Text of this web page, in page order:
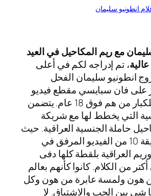
انطونيو سليمان
مع ريم المكاحيل في العيد
، تم إدراجه لكم في أعلى
انطونيو سليمان الفحل
على فان سبايسي مقطع فيديو
ساخن مصنف للكبار من هم فوق 18 عام. يتضمن
التي يخطط لها مع شريكة
حاملة الجنسية العراقية. حيث
نشاهد في الدقيقة 10 من الفيديو المرفق في
العراقية بلقطة كلها دفى
من الكلام. كانوا كأنهم بعالم
هون ولمسة عابرة من هون وكل
شي بين الحب والاشتياق. لا